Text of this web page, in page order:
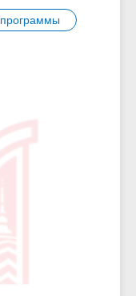
программы